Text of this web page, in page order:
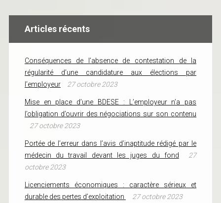
Articles récents
Conséquences de l’absence de contestation de la
régularité d’une candidature aux élections par
l’employeur
27 octobre 2023
Mise en place d’une BDESE : L’employeur n’a pas
l’obligation d’ouvrir des négociations sur son contenu
27 octobre 2023
Portée de l’erreur dans l’avis d’inaptitude rédigé par le
médecin du travail devant les juges du fond
27
octobre 2023
Licenciements économiques : caractère sérieux et
durable des pertes d’exploitation
27 octobre 2023